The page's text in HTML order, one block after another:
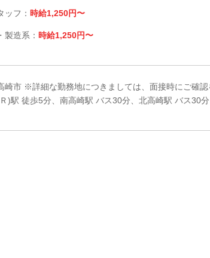
ッフ： 時給1,250円〜
製造系： 時給1,250円〜
崎市 ※詳細な勤務地につきましては、面接時にご確
)駅 徒歩5分、南高崎駅 バス30分、北高崎駅 バス30分